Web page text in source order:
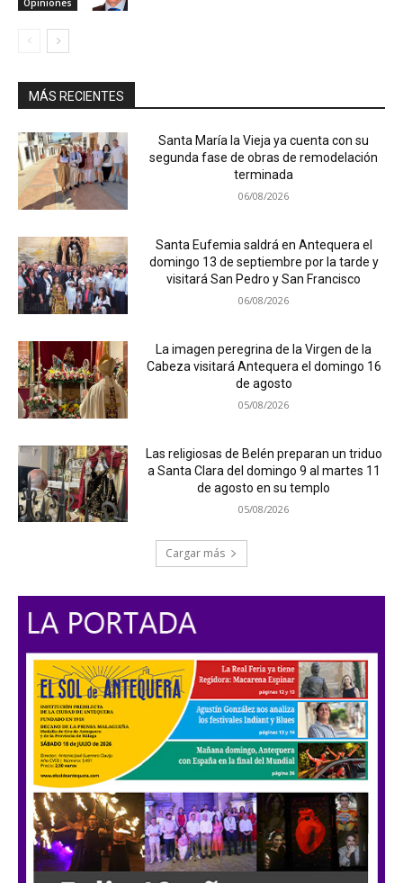
Opiniones
MÁS RECIENTES
Santa María la Vieja ya cuenta con su
segunda fase de obras de remodelación
terminada
06/08/2026
Santa Eufemia saldrá en Antequera el
domingo 13 de septiembre por la tarde y
visitará San Pedro y San Francisco
06/08/2026
La imagen peregrina de la Virgen de la
Cabeza visitará Antequera el domingo 16
de agosto
05/08/2026
Las religiosas de Belén preparan un triduo
a Santa Clara del domingo 9 al martes 11
de agosto en su templo
05/08/2026
Cargar más